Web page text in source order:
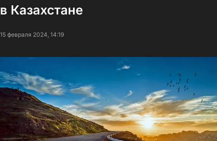
в Казахстане
15 февраля 2024, 14:19